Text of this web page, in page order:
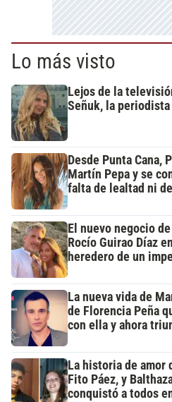
Lo más visto
Lejos de la
Señuk, la periodista
Desde Punta Cana,
Martín Pepa y se
falta de lealtad ni
El nuevo negocio
Rocío Guirao Díaz
heredero de un
La nueva vida de
de Florencia Peña
con ella y ahora
La historia de amor
Fito Páez, y
conquistó a todos